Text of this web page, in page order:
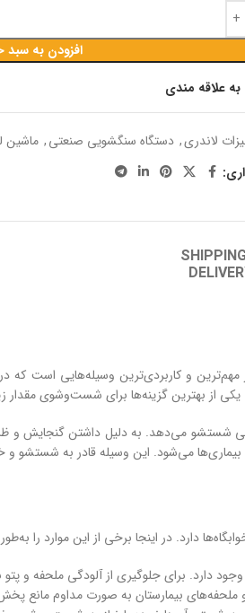
افزودن به سبد
به علاقه مندی
لاندری, دستگاه سنگشویی صنعتی, ماشین
و کاربردی‌ترین وسیله‌هایی است که
شستشو می‌دهد. به دلیل داشتن گنجایش و
بیماری‌ها می‌شود. این وسیله قادر به
دارد. در اینجا برخی از این موارد را
وجود دارد. برای جلوگیری از آلودگی ملحفه و
بیمارستان‌ به صورت مداوم مانع پخش